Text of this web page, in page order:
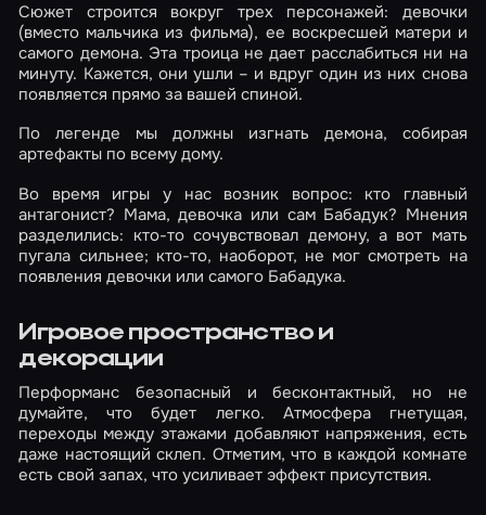
Сюжет строится вокруг трех персонажей: девочки
(вместо мальчика из фильма), ее воскресшей матери и
самого демона. Эта троица не дает расслабиться ни на
минуту. Кажется, они ушли – и вдруг один из них снова
появляется прямо за вашей спиной.
По легенде мы должны изгнать демона, собирая
артефакты по всему дому.
Во время игры у нас возник вопрос: кто главный
антагонист? Мама, девочка или сам Бабадук? Мнения
разделились: кто-то сочувствовал демону, а вот мать
пугала сильнее; кто-то, наоборот, не мог смотреть на
появления девочки или самого Бабадука.
Игровое пространство и
декорации
Перформанс безопасный и бесконтактный, но не
думайте, что будет легко. Атмосфера гнетущая,
переходы между этажами добавляют напряжения, есть
даже настоящий склеп. Отметим, что в каждой комнате
есть свой запах, что усиливает эффект присутствия.